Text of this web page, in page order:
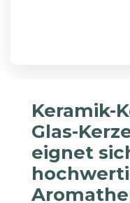
Keramik-
Glas-
eignet